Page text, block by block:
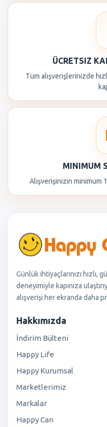
ÜCRETSIZ
Tüm alışverişlerinizde
MINIMUM
Alışverişinizin minimum
Günlük ihtiyaçlarınızı hızlı,
deneyimiyle kapınıza
alışverişi her ekranda daha
Hakkımızda
İndirim Bülteni
Happy Life
Happy Kurumsal
Marketlerimiz
Markalar
Happy Can